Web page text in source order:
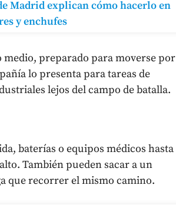
Madrid explican cómo hacerlo en
y enchufes
medio, preparado para moverse por
lo presenta para tareas de
lejos del campo de batalla.
baterías o equipos médicos hasta
También pueden sacar a un
que recorrer el mismo camino.